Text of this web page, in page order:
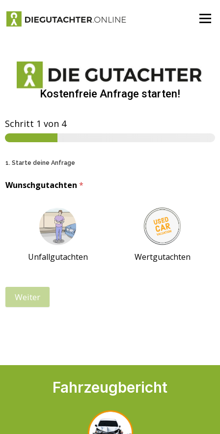
Menü
Kostenfreie Anfrage starten!
Schritt 1 von 4
1. Starte deine Anfrage
Wunschgutachten *
Unfallgutachten Wertgutachten
Weiter
Fahrzeugbericht